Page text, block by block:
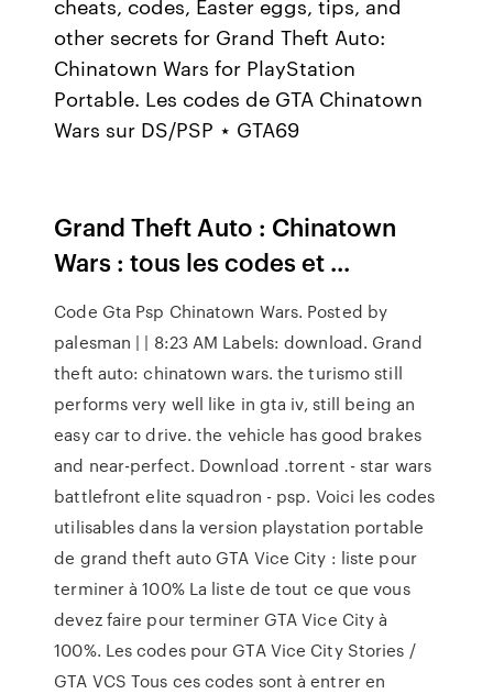
other secrets for Grand Theft Auto:
Chinatown Wars for PlayStation
Portable. Les codes de GTA Chinatown
Wars sur DS/PSP ⋆ GTA69
Grand Theft Auto : Chinatown
Wars : tous les codes et ...
Code Gta Psp Chinatown Wars. Posted by
palesman | | 8:23 AM Labels: download. Grand
theft auto: chinatown wars. the turismo still
performs very well like in gta iv, still being an
easy car to drive. the vehicle has good brakes
and near-perfect. Download .torrent - star wars
battlefront elite squadron - psp. Voici les codes
utilisables dans la version playstation portable
de grand theft auto GTA Vice City : liste pour
terminer à 100% La liste de tout ce que vous
devez faire pour terminer GTA Vice City à
100%. Les codes pour GTA Vice City Stories /
GTA VCS Tous ces codes sont à entrer en